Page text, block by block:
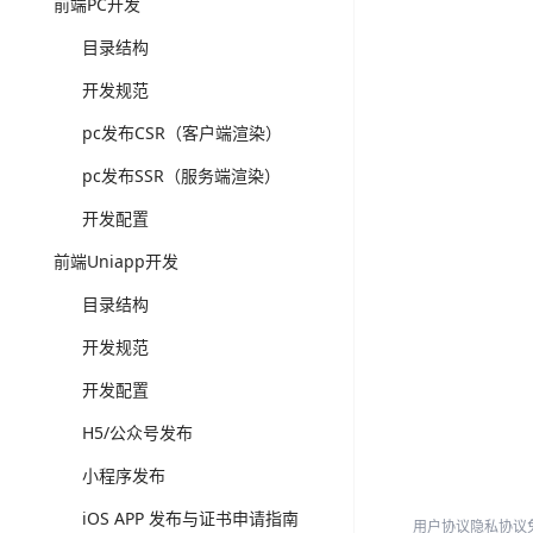
目录结构
开发规范
pc发布CSR（客户端渲染）
pc发布SSR（服务端渲染）
开发配置
前端Uniapp开发
目录结构
开发规范
开发配置
H5/公众号发布
小程序发布
iOS APP 发布与证书申请指南
用户协议 隐私协议